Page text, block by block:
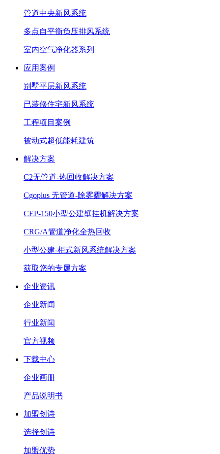
管道中央新风系统
多点自平衡负压排风系统
室内空气净化器系列
应用案例
别墅平层新风系统
已装修住宅新风系统
工程项目案例
被动式超低能耗建筑
解决方案
C2无管道-热回收解决方案
Cgoplus 无管道-除雾霾解决方案
CEP-150小型公建壁挂机解决方案
CRG/A管道净化全热回收
小型公建-柜式新风系统解决方案
获取您的专属方案
企业资讯
企业新闻
行业新闻
官方视频
下载中心
企业画册
产品说明书
加盟创诗
选择创诗
加盟优势